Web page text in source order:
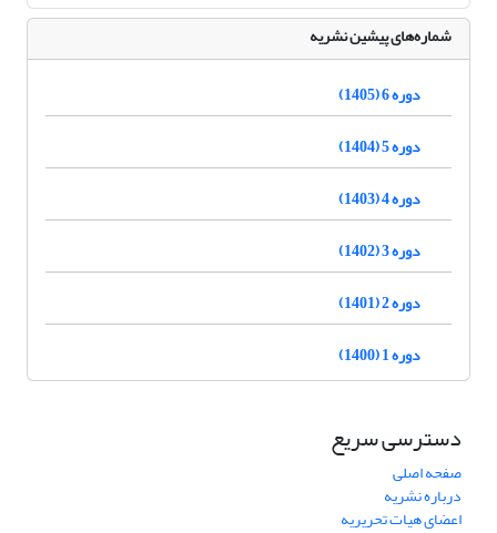
شماره‌های پیشین نشریه
دوره 6 (1405)
دوره 5 (1404)
دوره 4 (1403)
دوره 3 (1402)
دوره 2 (1401)
دوره 1 (1400)
دسترسی سریع
صفحه اصلی
درباره نشریه
اعضای هیات تحریریه